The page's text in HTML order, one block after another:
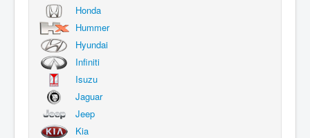
Honda
Hummer
Hyundai
Infiniti
Isuzu
Jaguar
Jeep
Kia